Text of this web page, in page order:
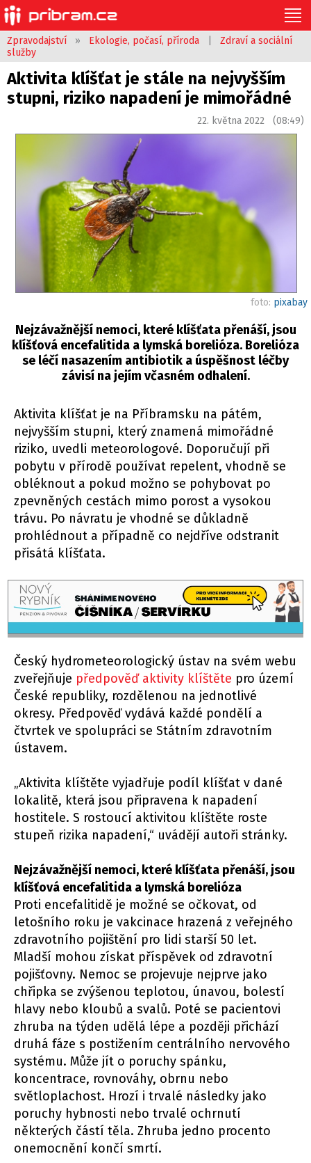
Zpravodajství » Ekologie, počasí, příroda
Zdraví a sociální
služby
Aktivita klíšťat je stále na nejvyšším
stupni, riziko napadení je mimořádné
22. května 2022 (08:49)
foto: pixabay
Nejzávažnější nemoci, které klíšťata přenáší, jsou
klíšťová encefalitida a lymská borelióza. Borelióza
se léčí nasazením antibiotik a úspěšnost léčby
závisí na jejím včasném odhalení.
Aktivita klíšťat je na Příbramsku na pátém,
nejvyšším stupni, který znamená mimořádné
riziko, uvedli meteorologové. Doporučují při
pobytu v přírodě používat repelent, vhodně se
obléknout a pokud možno se pohybovat po
zpevněných cestách mimo porost a vysokou
trávu. Po návratu je vhodné se důkladně
prohlédnout a případně co nejdříve odstranit
přisátá klíšťata.
Český hydrometeorologický ústav na svém webu
zveřejňuje předpověď aktivity klíštěte pro území
České republiky, rozdělenou na jednotlivé
okresy. Předpověď vydává každé pondělí a
čtvrtek ve spolupráci se Státním zdravotním
ústavem.
„Aktivita klíštěte vyjadřuje podíl klíšťat v dané
lokalitě, která jsou připravena k napadení
hostitele. S rostoucí aktivitou klíštěte roste
stupeň rizika napadení,“ uvádějí autoři stránky.
Nejzávažnější nemoci, které klíšťata přenáší, jsou
klíšťová encefalitida a lymská borelióza
Proti encefalitidě je možné se očkovat, od
letošního roku je vakcinace hrazená z veřejného
zdravotního pojištění pro lidi starší 50 let.
Mladší mohou získat příspěvek od zdravotní
pojišťovny. Nemoc se projevuje nejprve jako
chřipka se zvýšenou teplotou, únavou, bolestí
hlavy nebo kloubů a svalů. Poté se pacientovi
zhruba na týden udělá lépe a později přichází
druhá fáze s postižením centrálního nervového
systému. Může jít o poruchy spánku,
koncentrace, rovnováhy, obrnu nebo
světloplachost. Hrozí i trvalé následky jako
poruchy hybnosti nebo trvalé ochrnutí
některých částí těla. Zhruba jedno procento
onemocnění končí smrtí.